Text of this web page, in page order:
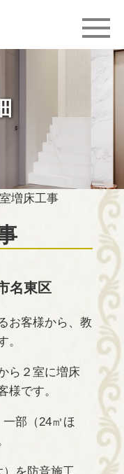
増床工事
名東区
お客様から、教
。
ら２室に増床
様です。
部（24㎡ほ